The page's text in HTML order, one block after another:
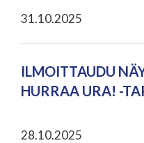
31.10.2025
ILMOITTAUDU
HURRAA URA! -
28.10.2025